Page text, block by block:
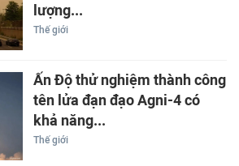
lượng...
Thế giới
Ấn Độ thử nghiệm thành công
tên lửa đạn đạo Agni-4 có
khả năng...
Thế giới